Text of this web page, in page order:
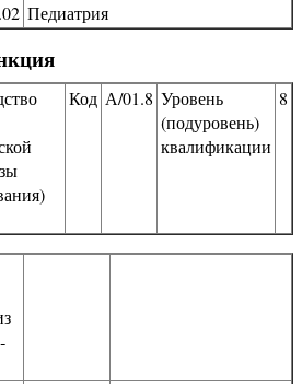
Педиатрия
Код А/01.8 Уровень
(подуровень)
квалификации
8